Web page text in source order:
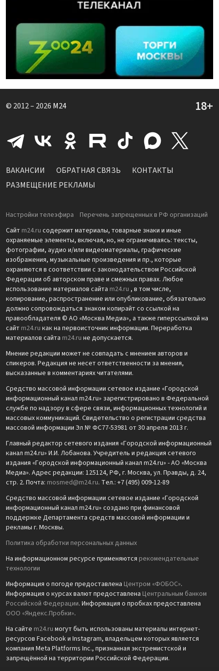
© 2012 – 2026 M24
ВАКАНСИИ ОБРАТНАЯ СВЯЗЬ
КОНТАКТЫ
РАЗМЕЩЕНИЕ РЕКЛАМЫ
Настройки телеэфира
Перечень запрещенных в РФ организаций
Сайт m24.ru содержит материалы, товарные знаки и иные
охраняемые элементы, включая, но, не ограничиваясь: тексты,
фотографии, аудио и/или видеоматериалы, графические
изображения, музыкальные произведения и пр., которые
охраняются в соответствии с законодательством Российской
Федерации об авторском праве и смежных правах. Любое
использование материалов сайта m24.ru , в том числе,
копирование, распространение или опубликование, обязательно
должно сопровождаться знаком копирайт со ссылкой на
правообладателя © АО «Москва Медиа», а также гиперссылкой на
сайт m24.ru как на первоисточник информации. Переработка
материалов сайта m24.ru не допускается.
Мнение редакции может не совпадать с мнением авторов и
спикеров. Редакция не несет ответственности за мнения,
высказанные в комментариях читателями.
Средство массовой информации сетевое издание «Городской
информационный канал m24.ru» зарегистрировано в Федеральной
службе по надзору в сфере связи, информационных технологий и
массовых коммуникаций. Свидетельство о регистрации средства
массовой информации Эл № ФС77-53981 от 30 апреля 2013 г.
Главный редактор сетевого издания «Городской информационный
канал m24.ru» И.И. Лобанова. Учредитель и редакция сетевого
издания «Городской информационный канал m24.ru» - АО «Москва
Медиа». Адрес редакции: 125124, РФ, г. Москва, ул. Правды, д. 24,
стр. 2. Почта: mosmed@m24.ru. Тел.: +7 (495) 009-12-89
Средство массовой информации сетевое издание «Городской
информационный канал m24.ru» создано при финансовой
поддержке Департамента средств массовой информации и
рекламы г. Москвы.
Политика обработки персональных данных
На информационном ресурсе применяются рекомендательные
технологии
Информация о погоде предоставлена Центром «ФОБОС».
Информация о курсах валют предоставлена Центральным банком
Российской Федерации. Информация о пробках предоставлена
ООО «Яндекс.Пробки».
На сайте m24.ru могут быть использованы материалы интернет-
ресурсов Facebook и Instagram, владельцем которых является
компания Meta Platforms Inc., признанная экстремистской и
запрещённой на территории Российской Федерации.